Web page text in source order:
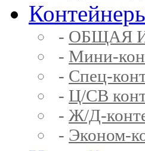
- ОБЩАЯ
- Мини-
- Спец-
- Ц/СВ
- Ж/Д-
- Эконом-